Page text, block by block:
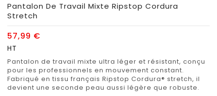
Pantalon De Travail Mixte Ripstop Cordura
Stretch
57,99 €
HT
Pantalon de travail mixte ultra léger et résistant, conçu
pour les professionnels en mouvement constant.
Fabriqué en tissu français Ripstop Cordura® stretch, il
devient une seconde peau aussi légère que robuste.